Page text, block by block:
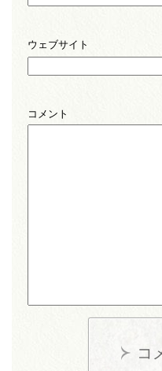
ウェブサイト
コメント
コ